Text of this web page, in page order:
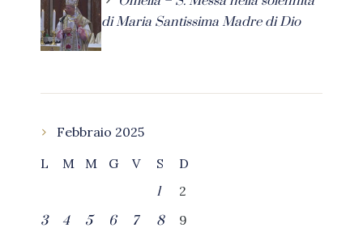
di Maria Santissima Madre di Dio
Febbraio 2025
L
M M G V S
D
1
2
3
4 5 6 7 8
9